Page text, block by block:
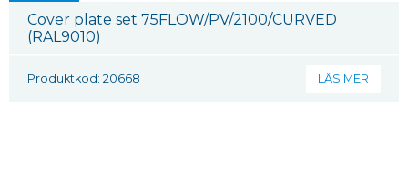
Cover plate set 75FLOW/PV/2100/CURVED
(RAL9010)
Produktkod: 20668 LÄS MER